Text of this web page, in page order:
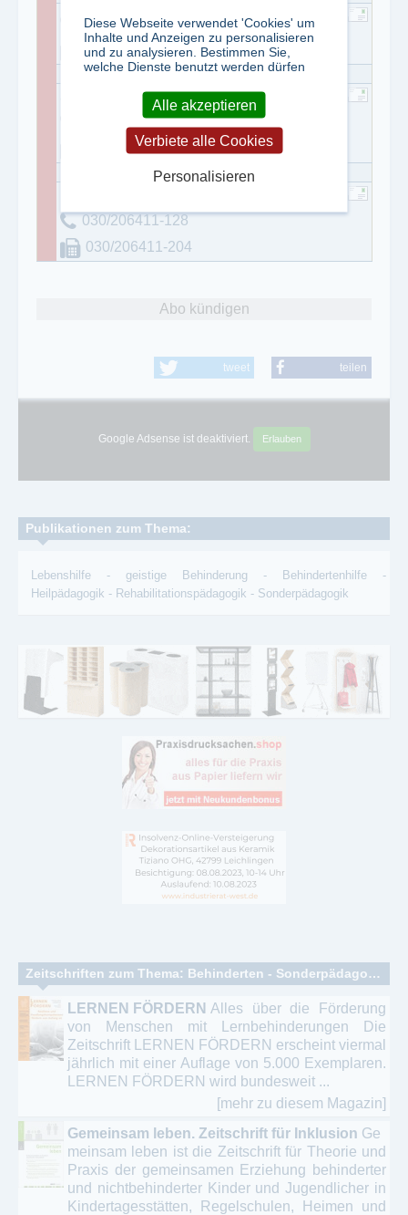
0 64 21/4 91-1 23
0 64 21/4 91 - 6 23
030/206411-127
030/206411-204
030/206411-128
030/206411-204
Abo kündigen
tweet teilen
Google Adsense ist deaktiviert. Erlauben
Publikationen zum Thema:
Lebenshilfe - geistige Behinderung - Behindertenhilfe -
Heilpädagogik - Rehabilitationspädagogik - Sonderpädagogik
Zeitschriften zum Thema: Behinderten - Sonderpädagogik - Heilpädagogik - Rehabilitation
LERNEN FÖRDERN Alles über die Förderung
von Menschen mit Lernbehinderungen Die
Zeitschrift LERNEN FÖRDERN erscheint viermal
jährlich mit einer Auflage von 5.000 Exemplaren.
LERNEN FÖRDERN wird bundesweit ...
[mehr zu diesem Magazin]
Gemeinsam leben. Zeitschrift für Inklusion Ge
meinsam leben ist die Zeitschrift für Theorie und
Praxis der gemeinsamen Erziehung behinderter
und nichtbehinderter Kinder und Jugendlicher in
Kindertagesstätten, Regelschulen, Heimen und
Diese Webseite verwendet 'Cookies' um
Inhalte und Anzeigen zu personalisieren
und zu analysieren. Bestimmen Sie,
welche Dienste benutzt werden dürfen
Alle akzeptieren
Verbiete alle Cookies
Personalisieren